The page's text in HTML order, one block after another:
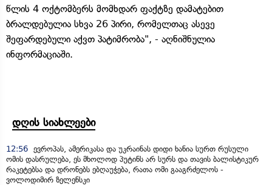
წლის 4 ოქტომბერს მომხდარ ფაქტზე დამატებით
ბრალდებულია სხვა 26 პირი, რომელთაც ასევე
შეფარდებული აქვთ პატიმრობა", - აღნიშნულია
ინფორმაციაში.
დღის სიახლეები
12:56 ევროპას, ამერიკასა და უკრაინას დიდი ხანია სურთ რუსული
ომის დასრულება, ეს მხოლოდ პუტინს არ სურს და თავის ბალისტიკურ
რაკეტებსა და დრონებს ებღაუჭება, რათა ომი გააგრძელოს -
ვოლოდიმირ ზელენსკი